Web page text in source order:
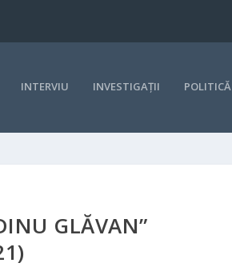
INTERVIU INVESTIGAȚII POLITICĂ
GLĂVAN”